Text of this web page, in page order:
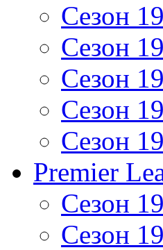
Сезон
Сезон
Сезон
Сезон
Сезон
Premier
Сезон
Сезон